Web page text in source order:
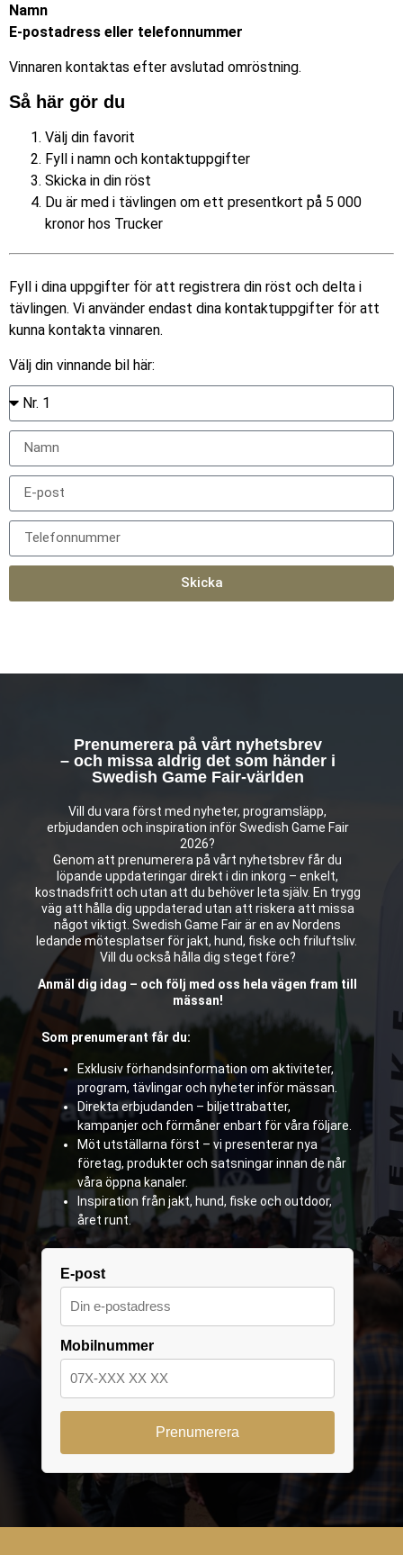
Namn
E-postadress eller telefonnummer
Vinnaren kontaktas efter avslutad omröstning.
Så här gör du
Välj din favorit
Fyll i namn och kontaktuppgifter
Skicka in din röst
Du är med i tävlingen om ett presentkort på 5 000
kronor hos Trucker
Fyll i dina uppgifter för att registrera din röst och delta i
tävlingen. Vi använder endast dina kontaktuppgifter för att
kunna kontakta vinnaren.
Välj din vinnande bil här:
Skicka
Prenumerera på vårt nyhetsbrev
– och missa aldrig det som händer i
Swedish Game Fair-världen
Vill du vara först med nyheter, programsläpp,
erbjudanden och inspiration inför Swedish Game Fair
2026?
Genom att prenumerera på vårt nyhetsbrev får du
löpande uppdateringar direkt i din inkorg – enkelt,
kostnadsfritt och utan att du behöver leta själv. En trygg
väg att hålla dig uppdaterad utan att riskera att missa
något viktigt. Swedish Game Fair är en av Nordens
ledande mötesplatser för jakt, hund, fiske och friluftsliv.
Vill du också hålla dig steget före?
Anmäl dig idag – och följ med oss hela vägen fram till
mässan!
E-post
Mobilnummer
Som prenumerant får du:
Exklusiv förhandsinformation om aktiviteter,
program, tävlingar och nyheter inför mässan.
Direkta erbjudanden – biljettrabatter,
kampanjer och förmåner enbart för våra följare.
Möt utställarna först – vi presenterar nya
företag, produkter och satsningar innan de når
våra öppna kanaler.
Inspiration från jakt, hund, fiske och outdoor,
året runt.